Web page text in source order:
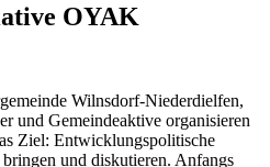
OYAK
Wilnsdorf-Niederdielfen,
und Gemeindeaktive organisieren
Ziel: Entwicklungspolitische
und diskutieren. Anfangs